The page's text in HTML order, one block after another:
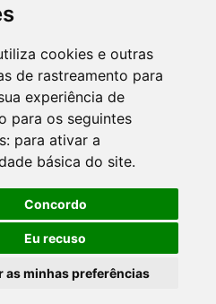
cookies e outras
de rastreamento para
experiência de
para os seguintes
para ativar a
básica do site.
Concordo
Eu recuso
as minhas preferências
: A1
desta revista está
Internacional Creative